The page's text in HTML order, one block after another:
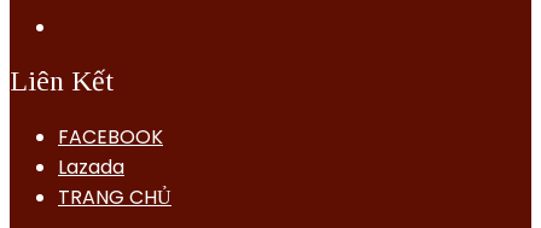
Liên Kết
FACEBOOK
Lazada
TRANG CHỦ